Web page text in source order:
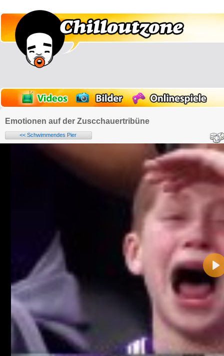
Emotionen auf der Zuscchauertribüne
<< Schwimmendes Pier
E-Mail-Adresse (optional):
Alle HTML-Tags außer <br>, <strike> und <i> werden aus Deinem Kommentar entfernt.
URLs werden automatisch umgewandelt. Bitte verwende "www." oder "http://" in URLs